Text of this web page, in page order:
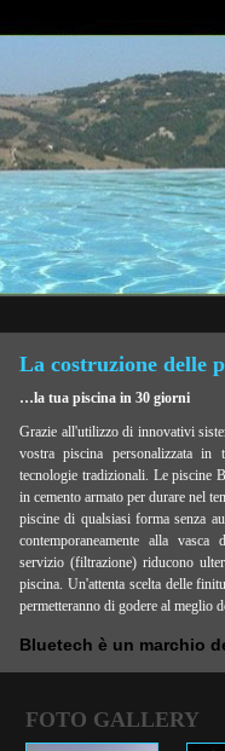
La costruzione delle
…la tua piscina in 30 giorni
Grazie all'utilizzo di innovativi
vostra piscina personalizzata in
tecnologie tradizionali. Le piscine
in cemento armato per durare nel
piscine di qualsiasi forma senza
contemporaneamente alla
servizio (filtrazione) riducono
piscina. Un'attenta scelta delle
permetteranno di godere al meglio
Bluetech è un marchio
FOTO GALLERY